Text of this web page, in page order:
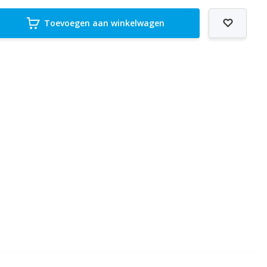
Toevoegen aan winkelwagen